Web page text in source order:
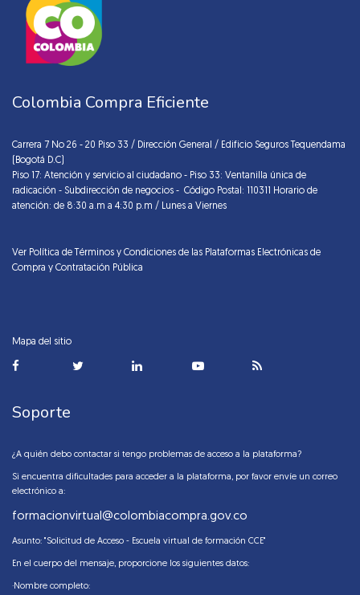
Colombia Compra Eficiente
Carrera 7 No 26 - 20 Piso 33 / Dirección General / Edificio Seguros Tequendama
(Bogotá D.C)
Piso 17: Atención y servicio al ciudadano - Piso 33: Ventanilla única de
radicación - Subdirección de negocios - Código Postal: 110311 Horario de
atención: de 8:30 a.m a 4:30 p.m / Lunes a Viernes
Ver Política de Términos y Condiciones de las Plataformas Electrónicas de
Compra y Contratación Pública
Mapa del sitio
Soporte
¿A quién debo contactar si tengo problemas de acceso a la plataforma?
Si encuentra dificultades para acceder a la plataforma, por favor envíe un correo
electrónico a:
formacionvirtual@colombiacompra.gov.co
Asunto: "Solicitud de Acceso - Escuela virtual de formación CCE"
En el cuerpo del mensaje, proporcione los siguientes datos:
·Nombre completo: